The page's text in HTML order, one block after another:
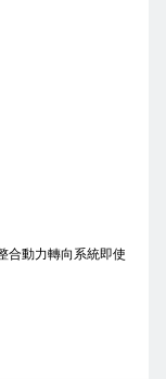
合動力轉向系統即使